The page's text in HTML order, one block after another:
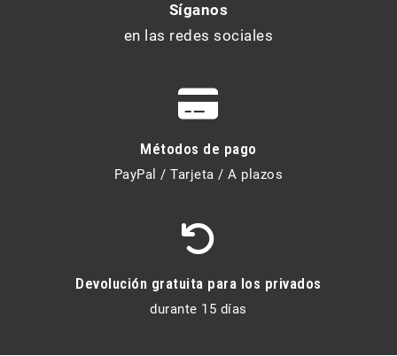
Síganos
en las redes sociales
Métodos de pago
PayPal / Tarjeta / A plazos
Devolución gratuita para los privados
durante 15 días